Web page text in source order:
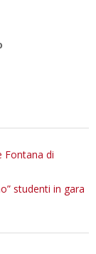
Fontana di
studenti in gara